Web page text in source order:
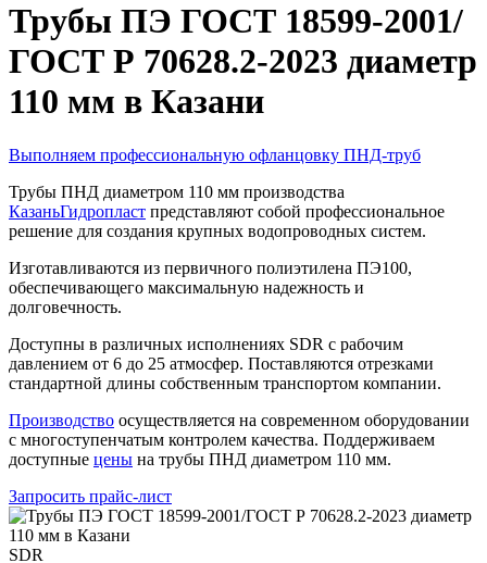
Трубы ПЭ ГОСТ 18599-2001/
ГОСТ Р 70628.2-2023 диаметр
110 мм в Казани
Выполняем профессиональную офланцовку ПНД-труб
Трубы ПНД диаметром 110 мм производства
КазаньГидропласт представляют собой профессиональное
решение для создания крупных водопроводных систем.
Изготавливаются из первичного полиэтилена ПЭ100,
обеспечивающего максимальную надежность и
долговечность.
Доступны в различных исполнениях SDR с рабочим
давлением от 6 до 25 атмосфер. Поставляются отрезками
стандартной длины собственным транспортом компании.
Производство осуществляется на современном оборудовании
с многоступенчатым контролем качества. Поддерживаем
доступные цены на трубы ПНД диаметром 110 мм.
Запросить прайс-лист
SDR